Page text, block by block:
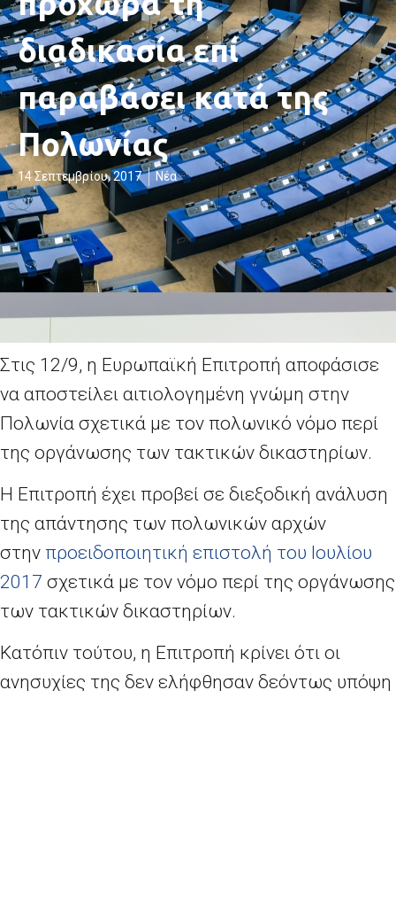
διαδικασία επί
παραβάσει κατά της
Πολωνίας
14 Σεπτεμβρίου, 2017 Νέα
Στις 12/9, η Ευρωπαϊκή Επιτροπή αποφάσισε
να αποστείλει αιτιολογημένη γνώμη στην
Πολωνία σχετικά με τον πολωνικό νόμο περί
της οργάνωσης των τακτικών δικαστηρίων.
Η Επιτροπή έχει προβεί σε διεξοδική ανάλυση
της απάντησης των πολωνικών αρχών
στην προειδοποιητική επιστολή του Ιουλίου
2017 σχετικά με τον νόμο περί της οργάνωσης
των τακτικών δικαστηρίων.
Κατόπιν τούτου, η Επιτροπή κρίνει ότι οι
ανησυχίες της δεν ελήφθησαν δεόντως υπόψη